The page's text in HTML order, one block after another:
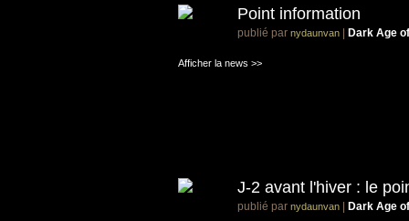
Point information
publié par nydaunvan Dark Age
Afficher la news >>
J-2 avant l'hiver : le
publié par nydaunvan Dark Age